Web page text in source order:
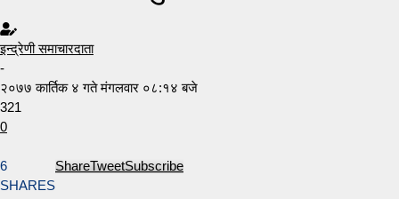
इन्द्रेणी समाचारदाता
-
२०७७ कार्तिक ४ गते मंगलवार ०८:१४ बजे
321
0
6
SHARES
ShareTweetSubscribe